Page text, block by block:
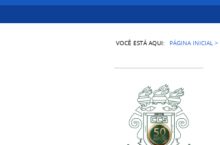
VOCÊ ESTÁ AQUI: PÁGINA INICIAL >